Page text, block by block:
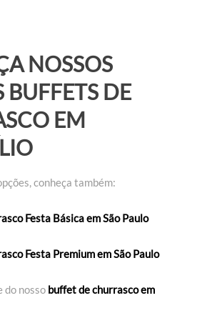
NOSSOS
BUFFETS DE
EM
conheça também:
Festa Básica em São Paulo
Festa Premium em São Paulo
do nosso buffet de churrasco em